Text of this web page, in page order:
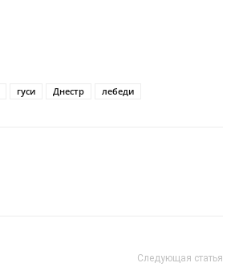
гуси Днестр лебеди
Следующая статья